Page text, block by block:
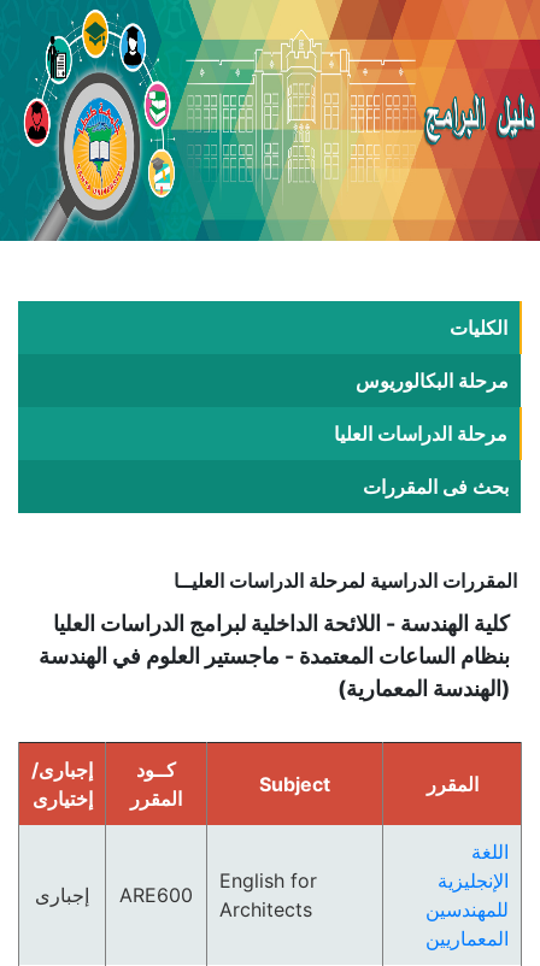
الكليات
مرحلة البكالوريوس
مرحلة الدراسات العليا
بحث فى المقررات
المقررات الدراسية لمرحلة الدراسات العليــا
كلية الهندسة - اللائحة الداخلية لبرامج الدراسات العليا
بنظام الساعات المعتمدة - ماجستير العلوم في الهندسة
(الهندسة المعمارية)
المقرر Subject
كــود
المقرر
إجبارى/
إختيارى
اللغة
الإنجليزية
للمهندسين
المعماريين
English for
Architects
ARE600 إجبارى